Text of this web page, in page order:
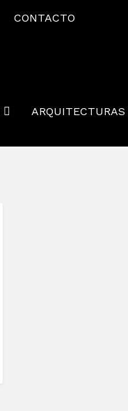
CONTACTO
ARQUITECTURAS